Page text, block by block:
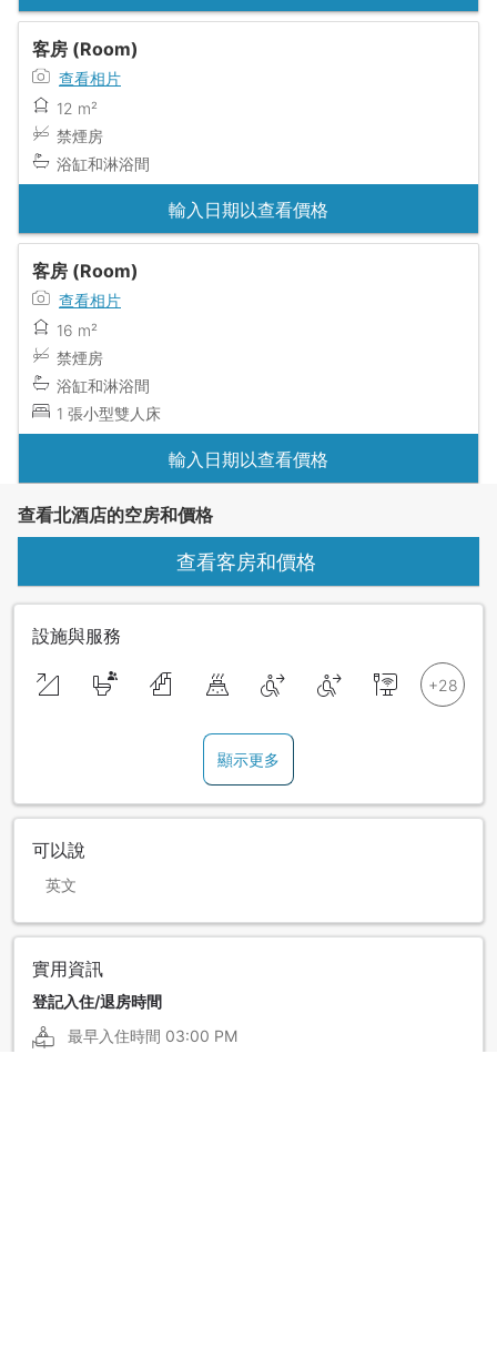
客房 (Room)
查看相片
12 m²
禁煙房
浴缸和淋浴間
輸入日期以查看價格
客房 (Room)
查看相片
16 m²
禁煙房
浴缸和淋浴間
1 張小型雙人床
輸入日期以查看價格
查看北酒店的空房和價格
查看客房和價格
設施與服務
顯示更多
可以說
英文
實用資訊
登記入住/退房時間
最早入住時間 03:00 PM